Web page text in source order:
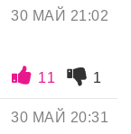
30 МАЙ 21:02
11 1
30 МАЙ 20:31